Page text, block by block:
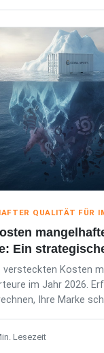
QUALITÄT FÜR
Ein
versteckten Kosten
im Jahr 2026.
Ihre Marke
Lesezeit